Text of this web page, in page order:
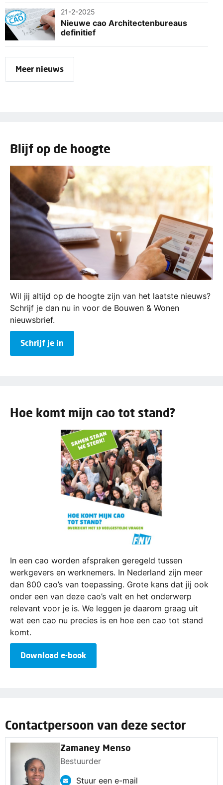
21-2-2025
Nieuwe cao Architectenbureaus
definitief
Meer nieuws
Blijf op de hoogte
Wil jij altijd op de hoogte zijn van het laatste nieuws?
Schrijf je dan nu in voor de Bouwen & Wonen
nieuwsbrief.
Schrijf je in
Hoe komt mijn cao tot stand?
In een cao worden afspraken geregeld tussen
werkgevers en werknemers. In Nederland zijn meer
dan 800 cao’s van toepassing. Grote kans dat jij ook
onder een van deze cao’s valt en het onderwerp
relevant voor je is. We leggen je daarom graag uit
wat een cao nu precies is en hoe een cao tot stand
komt.
Download e-book
Contactpersoon van deze sector
Zamaney Menso
Bestuurder
Stuur een e-mail